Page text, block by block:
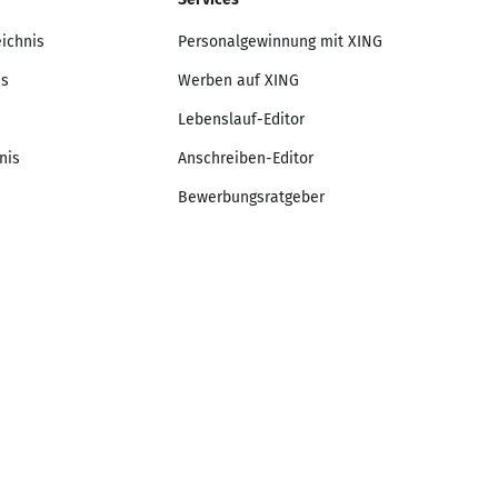
Personalgewinnung mit XING
Werben auf XING
Lebenslauf-Editor
Anschreiben-Editor
Bewerbungsratgeber